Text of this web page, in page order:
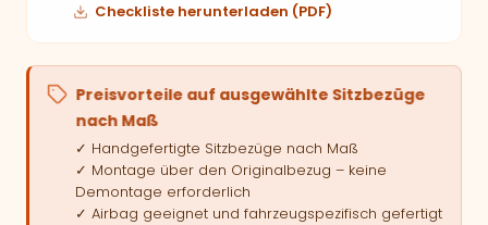
Checkliste herunterladen (PDF)
Preisvorteile auf ausgewählte Sitzbezüge
nach Maß
✓ Handgefertigte Sitzbezüge nach Maß
✓ Montage über den Originalbezug – keine
Demontage erforderlich
✓ Airbag geeignet und fahrzeugspezifisch gefertigt